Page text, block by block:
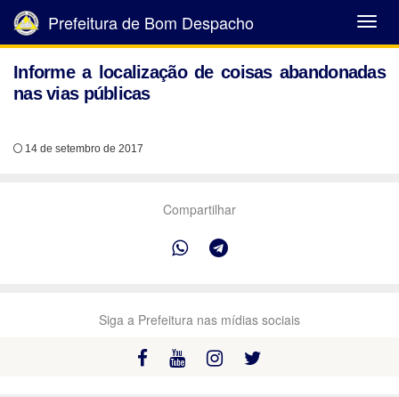
Abrir
Menu
Prefeitura de Bom Despacho
Informe a localização de coisas abandonadas
nas vias públicas
14 de setembro de 2017
Compartilhar
Siga a Prefeitura nas mídias sociais